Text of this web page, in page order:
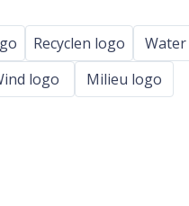
Recyclen logo
logo
Milieu logo